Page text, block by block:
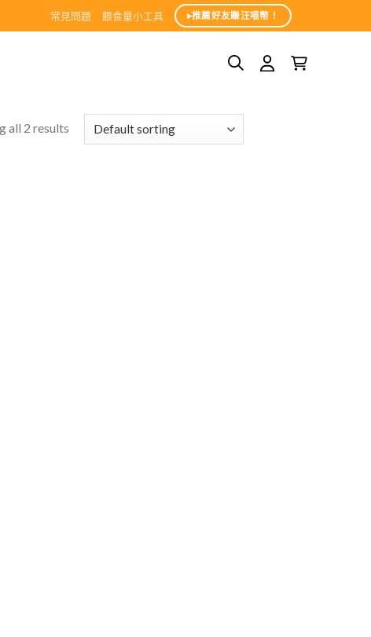
常見問題 餵食量小工具 ▸推薦好友賺汪喵幣！
all 2 results